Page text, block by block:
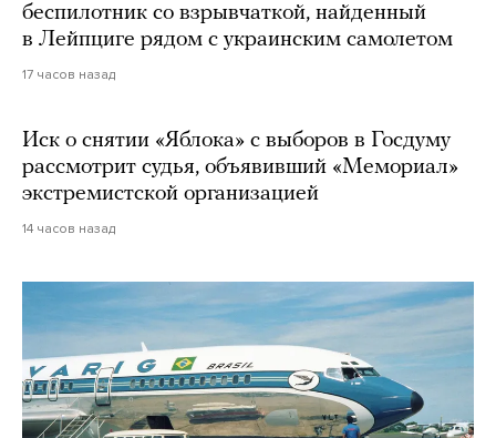
беспилотник со взрывчаткой, найденный
в Лейпциге рядом с украинским самолетом
17 часов назад
Иск о снятии «Яблока» с выборов в Госдуму
рассмотрит судья, объявивший «Мемориал»
экстремистской организацией
14 часов назад